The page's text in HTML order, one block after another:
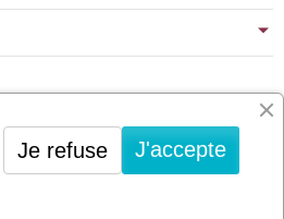
MEILLEUR DE LA
ET CHATS
J'accepte
Je refuse